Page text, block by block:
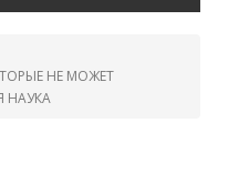
НЕ МОЖЕТ
НАУКА